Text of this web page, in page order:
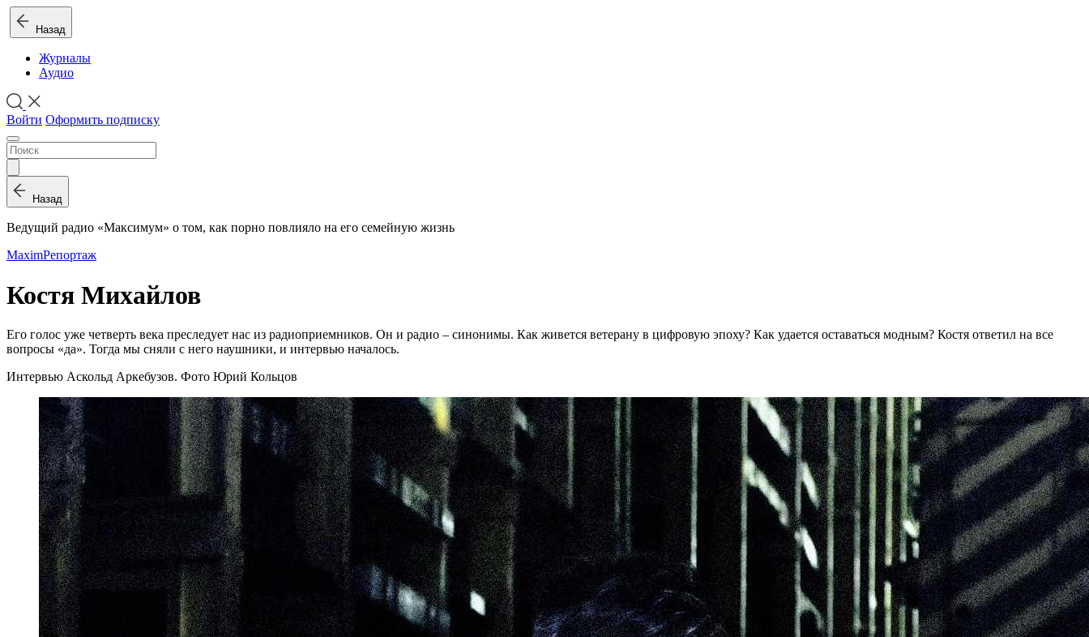
Назад
Журналы
Аудио
Войти Оформить подписку
Назад
Ведущий радио «Максимум» о том, как порно повлияло на его семейную жизнь
MaximРепортаж
Костя Михайлов
Его голос уже четверть века преследует нас из радиоприемников. Он и радио – синонимы. Как живется ветерану в цифровую эпоху? Как удается оставаться модным? Костя ответил на все
вопросы «да». Тогда мы сняли с него наушники, и интервью началось.
Интервью Аскольд Аркебузов. Фото Юрий Кольцов